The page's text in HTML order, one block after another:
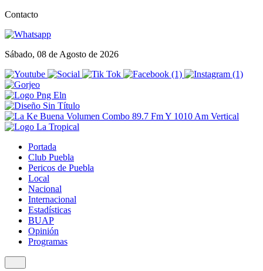
Contacto
Sábado, 08 de Agosto de 2026
Portada
Club Puebla
Pericos de Puebla
Local
Nacional
Internacional
Estadísticas
BUAP
Opinión
Programas